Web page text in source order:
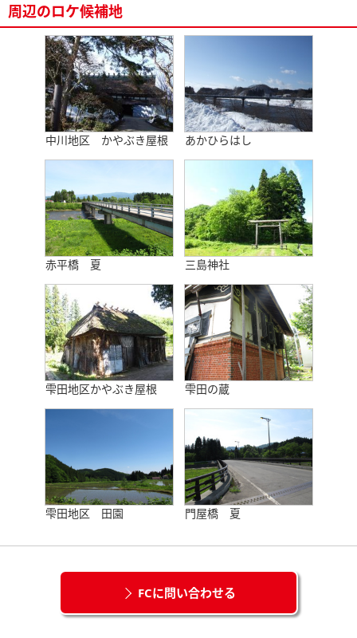
周辺のロケ候補地
中川地区 かやぶき屋根 あかひらはし
赤平橋 夏 三島神社
雫田地区かやぶき屋根 雫田の蔵
雫田地区 田園 門屋橋 夏
FCに問い合わせる